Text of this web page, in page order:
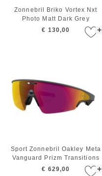
+
Zonnebril Briko Vortex Nxt
Photo Matt Dark Grey
€ 130,00
+
Sport Zonnebril Oakley Meta
Vanguard Prizm Transitions
Ember Black
€ 629,00